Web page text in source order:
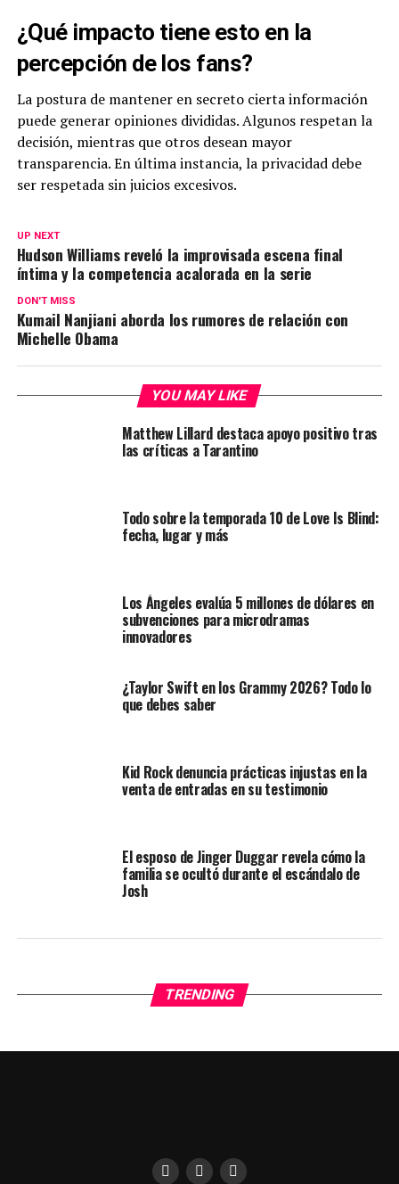
¿Qué impacto tiene esto en la
percepción de los fans?
La postura de mantener en secreto cierta información
puede generar opiniones divididas. Algunos respetan la
decisión, mientras que otros desean mayor
transparencia. En última instancia, la privacidad debe
ser respetada sin juicios excesivos.
UP NEXT
Hudson Williams reveló la improvisada escena final
íntima y la competencia acalorada en la serie
DON'T MISS
Kumail Nanjiani aborda los rumores de relación con
Michelle Obama
YOU MAY LIKE
Matthew Lillard destaca apoyo positivo tras
las críticas a Tarantino
Todo sobre la temporada 10 de Love Is Blind:
fecha, lugar y más
Los Ángeles evalúa 5 millones de dólares en
subvenciones para microdramas
innovadores
¿Taylor Swift en los Grammy 2026? Todo lo
que debes saber
Kid Rock denuncia prácticas injustas en la
venta de entradas en su testimonio
El esposo de Jinger Duggar revela cómo la
familia se ocultó durante el escándalo de
Josh
TRENDING